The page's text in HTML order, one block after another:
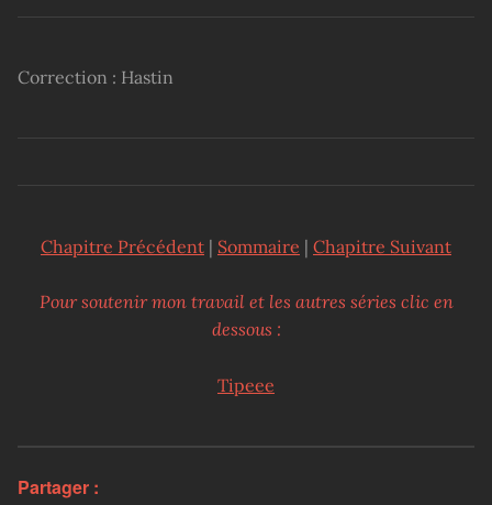
Correction : Hastin
Chapitre Précédent | Sommaire | Chapitre Suivant
Pour soutenir mon travail et les autres séries clic en
dessous :
Tipeee
Partager :